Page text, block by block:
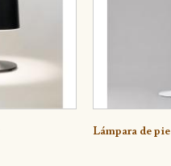
Detalle
Lámpara de pie